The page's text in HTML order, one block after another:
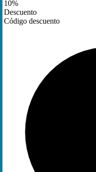
10%
Descuento
Código descuento